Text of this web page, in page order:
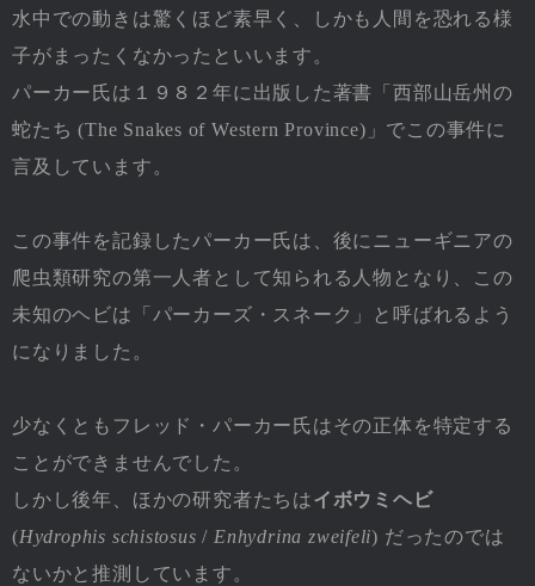
水中での動きは驚くほど素早く、しかも人間を恐れる様
子がまったくなかったといいます。
パーカー氏は１９８２年に出版した著書「西部山岳州の
蛇たち (The Snakes of Western Province)」でこの事件に
言及しています。
この事件を記録したパーカー氏は、後にニューギニアの
爬虫類研究の第一人者として知られる人物となり、この
未知のヘビは「パーカーズ・スネーク」と呼ばれるよう
になりました。
少なくともフレッド・パーカー氏はその正体を特定する
ことができませんでした。
しかし後年、ほかの研究者たちはイボウミヘビ
(Hydrophis schistosus /Enhydrina zweifeli) だったのでは
ないかと推測しています。